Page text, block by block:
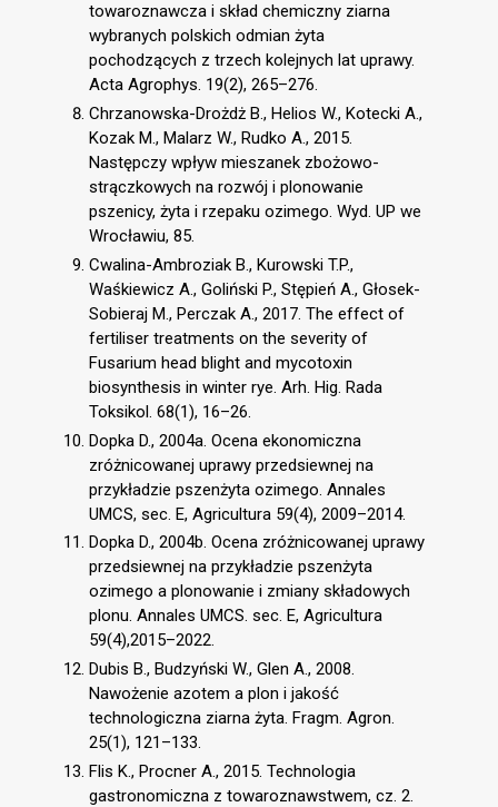
towaroznawcza i skład chemiczny ziarna
wybranych polskich odmian żyta
pochodzących z trzech kolejnych lat uprawy.
Acta Agrophys. 19(2), 265–276.
Chrzanowska-Drożdż B., Helios W., Kotecki A.,
Kozak M., Malarz W., Rudko A., 2015.
Następczy wpływ mieszanek zbożowo-
strączkowych na rozwój i plonowanie
pszenicy, żyta i rzepaku ozimego. Wyd. UP we
Wrocławiu, 85.
Cwalina-Ambroziak B., Kurowski T.P.,
Waśkiewicz A., Goliński P., Stępień A., Głosek-
Sobieraj M., Perczak A., 2017. The effect of
fertiliser treatments on the severity of
Fusarium head blight and mycotoxin
biosynthesis in winter rye. Arh. Hig. Rada
Toksikol. 68(1), 16–26.
Dopka D., 2004a. Ocena ekonomiczna
zróżnicowanej uprawy przedsiewnej na
przykładzie pszenżyta ozimego. Annales
UMCS, sec. E, Agricultura 59(4), 2009–2014.
Dopka D., 2004b. Ocena zróżnicowanej uprawy
przedsiewnej na przykładzie pszenżyta
ozimego a plonowanie i zmiany składowych
plonu. Annales UMCS. sec. E, Agricultura
59(4),2015–2022.
Dubis B., Budzyński W., Glen A., 2008.
Nawożenie azotem a plon i jakość
technologiczna ziarna żyta. Fragm. Agron.
25(1), 121–133.
Flis K., Procner A., 2015. Technologia
gastronomiczna z towaroznawstwem, cz. 2.